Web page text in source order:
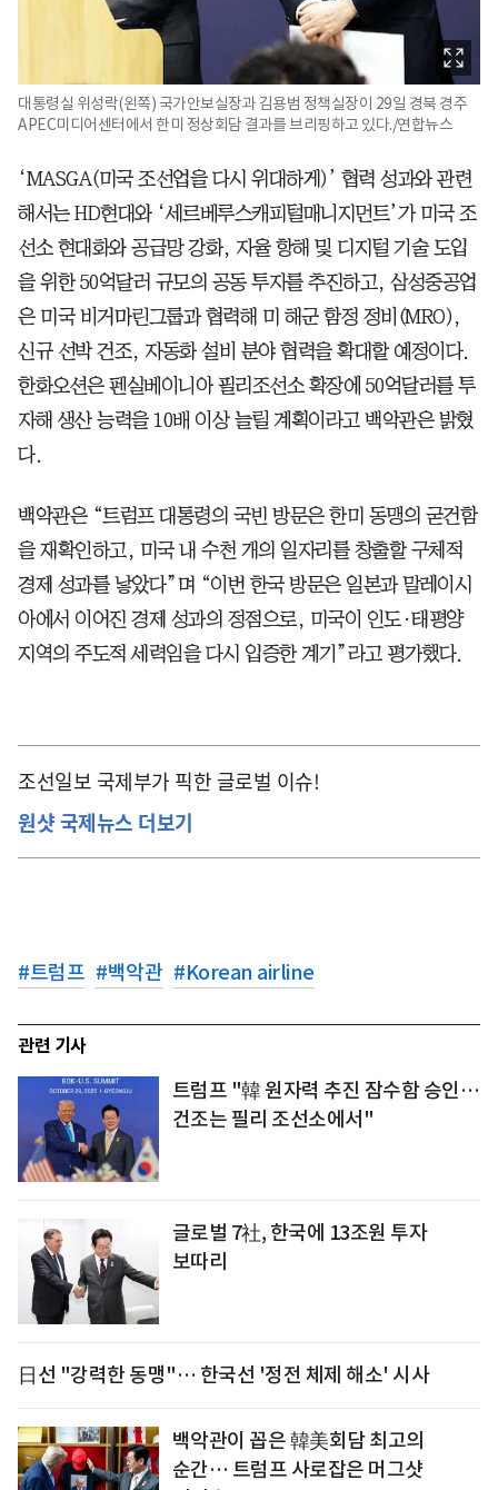
대통령실 위성락(왼쪽) 국가안보실장과 김용범 정책실장이 29일 경북 경주
APEC미디어센터에서 한미 정상회담 결과를 브리핑하고 있다./연합뉴스
‘MASGA(미국 조선업을 다시 위대하게)’ 협력 성과와 관련
해서는 HD현대와 ‘세르베루스캐피털매니지먼트’가 미국 조
선소 현대화와 공급망 강화, 자율 항해 및 디지털 기술 도입
을 위한 50억달러 규모의 공동 투자를 추진하고, 삼성중공업
은 미국 비거마린그룹과 협력해 미 해군 함정 정비(MRO),
신규 선박 건조, 자동화 설비 분야 협력을 확대할 예정이다.
한화오션은 펜실베이니아 필리조선소 확장에 50억달러를 투
자해 생산 능력을 10배 이상 늘릴 계획이라고 백악관은 밝혔
다.
백악관은 “트럼프 대통령의 국빈 방문은 한미 동맹의 굳건함
을 재확인하고, 미국 내 수천 개의 일자리를 창출할 구체적
경제 성과를 낳았다”며 “이번 한국 방문은 일본과 말레이시
아에서 이어진 경제 성과의 정점으로, 미국이 인도·태평양
지역의 주도적 세력임을 다시 입증한 계기”라고 평가했다.
조선일보 국제부가 픽한 글로벌 이슈!
원샷 국제뉴스 더보기
#트럼프 #백악관 #Korean airline
관련 기사
트럼프 "韓 원자력 추진 잠수함 승인…
건조는 필리 조선소에서"
글로벌 7社, 한국에 13조원 투자
보따리
日선 "강력한 동맹"… 한국선 '정전 체제 해소' 시사
백악관이 꼽은 韓美회담 최고의
순간… 트럼프 사로잡은 머그샷